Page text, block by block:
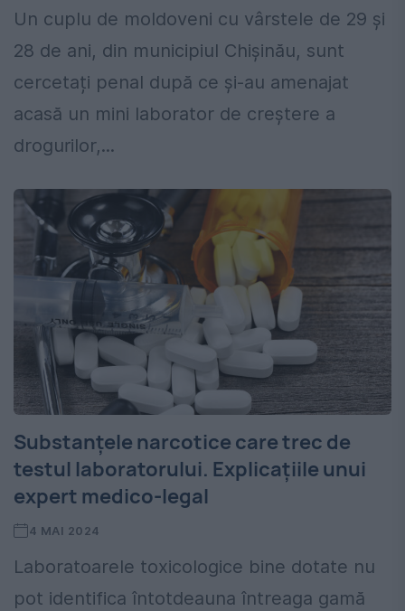
Un cuplu de moldoveni cu vârstele de 29 și
28 de ani, din municipiul Chișinău, sunt
cercetați penal după ce și-au amenajat
acasă un mini laborator de creștere a
drogurilor,...
Substanțele narcotice care trec de
testul laboratorului. Explicațiile unui
expert medico-legal
4 MAI 2024
Laboratoarele toxicologice bine dotate nu
pot identifica întotdeauna întreaga gamă